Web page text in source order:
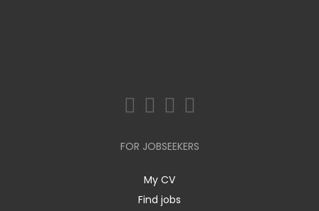
FOR JOBSEEKERS
My CV
Find jobs